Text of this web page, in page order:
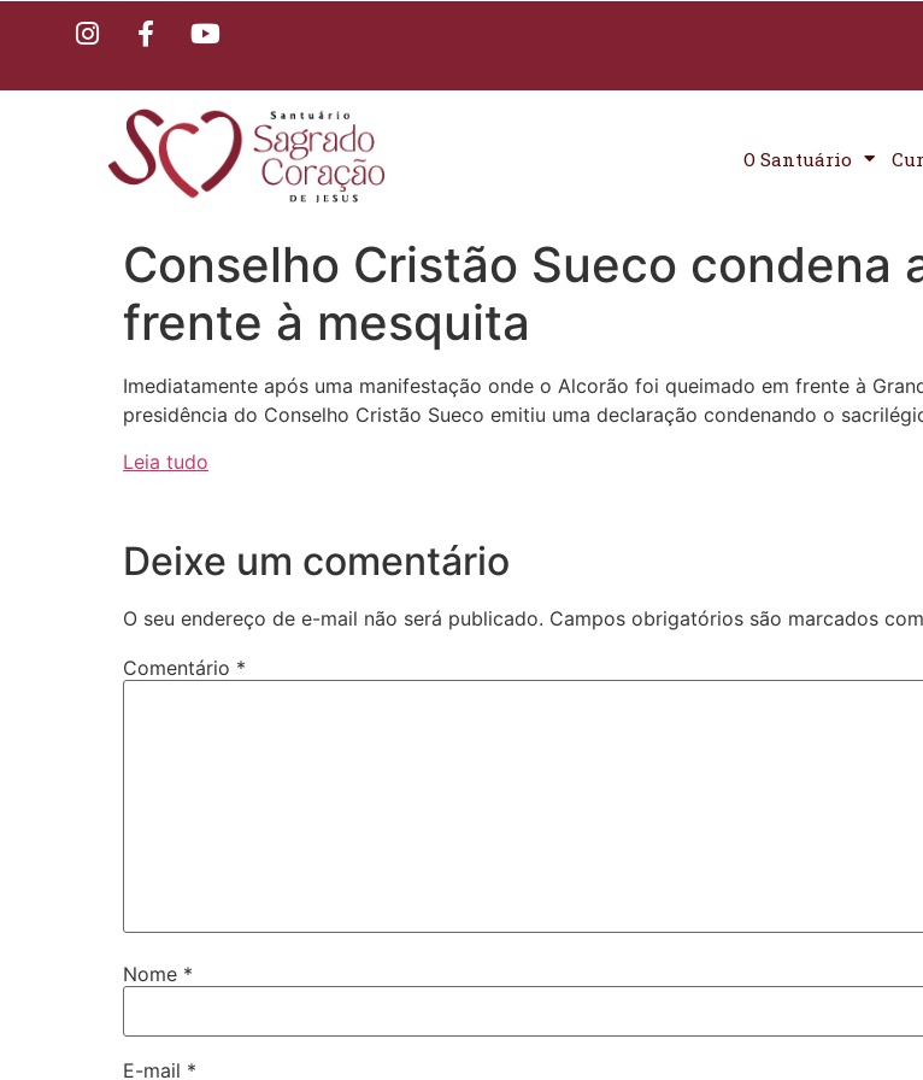
O Santuário
Conselho Cristão Sueco condena
frente à mesquita
Imediatamente após uma manifestação onde o Alcorão foi queimado em frente à
presidência do Conselho Cristão Sueco emitiu uma declaração condenando o
Leia tudo
Deixe um comentário
O seu endereço de e-mail não será publicado. Campos obrigatórios são marcados com
Comentário *
Nome *
E-mail *